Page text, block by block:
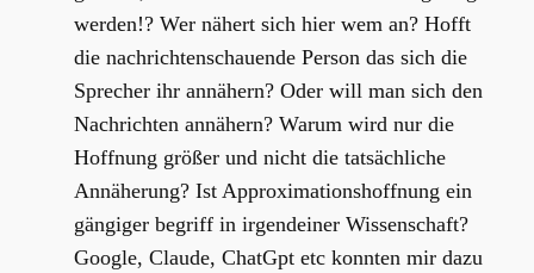
werden!? Wer nähert sich hier wem an? Hofft
die nachrichtenschauende Person das sich die
Sprecher ihr annähern? Oder will man sich den
Nachrichten annähern? Warum wird nur die
Hoffnung größer und nicht die tatsächliche
Annäherung? Ist Approximationshoffnung ein
gängiger begriff in irgendeiner Wissenschaft?
Google, Claude, ChatGpt etc konnten mir dazu